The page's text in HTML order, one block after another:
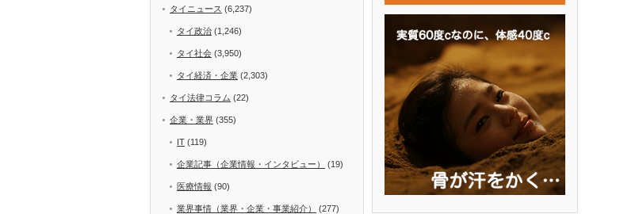
タイニュース (6,237)
タイ政治 (1,246)
タイ社会 (3,950)
タイ経済・企業 (2,303)
タイ法律コラム (22)
企業・業界 (355)
IT (119)
企業記事（企業情報・インタビュー） (19)
医療情報 (90)
業界事情（業界・企業・事業紹介） (277)